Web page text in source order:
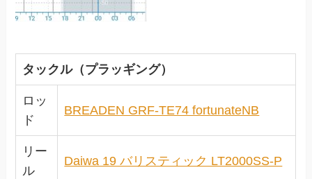
タックル（プラッギング）
ロッ
ド
BREADEN GRF-TE74 fortunateNB
リー
ル
Daiwa 19 バリスティック LT2000SS-P